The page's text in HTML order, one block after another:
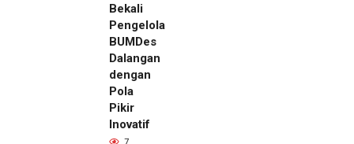
Bekali
Pengelola
BUMDes
Dalangan
dengan
Pola
Pikir
Inovatif
1 hari lalu